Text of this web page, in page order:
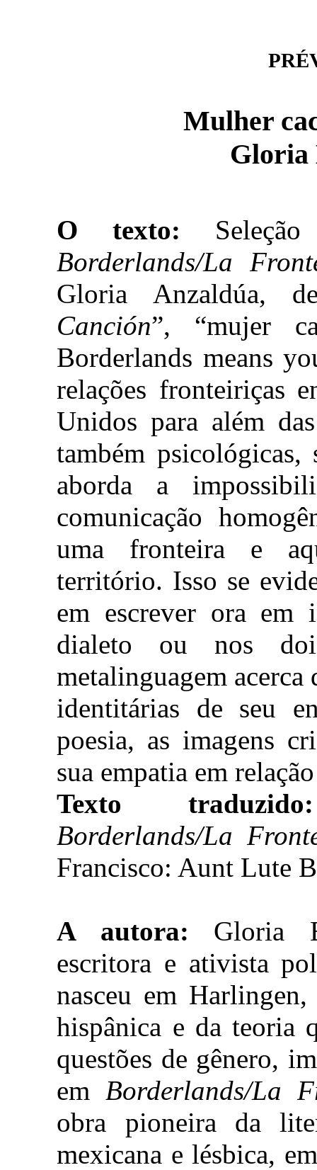
Mulher
Gloria
O texto:
Borderlands/La
Gloria Anzaldúa,
Canción”, “mujer
Borderlands means
relações fronteiriças
Unidos para além
também
aborda a
comunicação
uma fronteira e
território. Isso se
em escrever ora em
dialeto ou nos
metalinguagem
identitárias de seu
poesia, as imagens
sua empatia em
Texto
Borderlands/La
Francisco: Aunt Lute
A autora: Gloria
escritora e ativista
nasceu em
hispânica e da teoria
questões de gênero,
em Borderlands/La
obra pioneira da
mexicana e lésbica,